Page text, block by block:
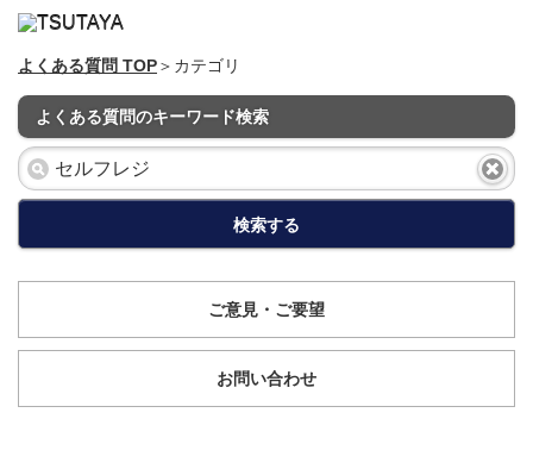
よくある質問 TOP＞カテゴリ
よくある質問のキーワード検索
検索する
ご意見・ご要望
お問い合わせ